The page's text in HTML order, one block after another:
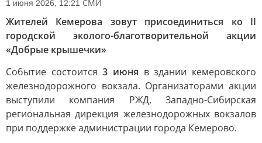
1 июня 2026, 12:21 СМИ
Жителей Кемерова зовут присоединиться ко II
городской эколого-благотворительной акции
«Добрые крышечки»
Событие состоится3 июня в здании кемеровского
железнодорожного вокзала. Организаторами акции
выступили компания РЖД, Западно-Сибирская
региональная дирекция железнодорожных вокзалов
при поддержке администрации города Кемерово.